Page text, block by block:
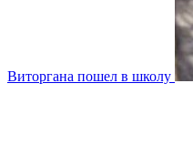
Виторгана пошел в школу